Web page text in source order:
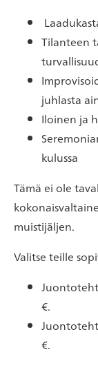
Tilanteen
juhlasta
Iloinen ja
kulussa
Tämä ei ole
muistijäljen.
Valitse teille
€.
€.